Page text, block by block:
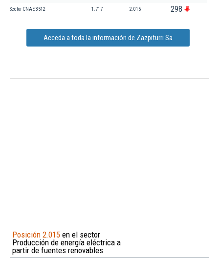
Sector CNAE 3512 1.717 2.015 298
Acceda a toda la información de Zazpiturri Sa
Posición 2.015 en el sector
Producción de energía eléctrica a
partir de fuentes renovables